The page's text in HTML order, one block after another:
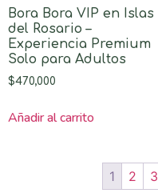
Bora Bora VIP en Islas
del Rosario –
Experiencia Premium
Solo para Adultos
$470,000
Añadir al carrito
1 2 3